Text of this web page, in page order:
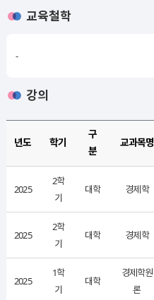
교육철학
-
강의
년도 학기
구
분
교과목명
2025
2학
기
대학 경제학
2025
2학
기
대학 경제학
2025
1학
기
대학
경제학원
론